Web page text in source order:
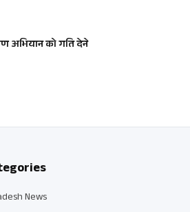
अभियान को गति देने
News